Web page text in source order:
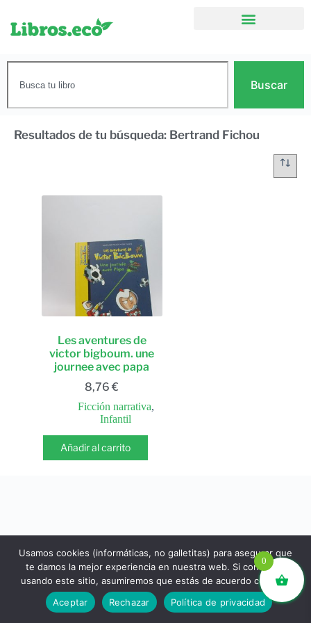
Buscar
Resultados de tu búsqueda: Bertrand Fichou
Les aventures de
victor bigboum. une
journee avec papa
8,76€
Ficción narrativa,
Infantil
Añadir al carrito
libros.eco © - Desde Barcelona para el mundo 💚 |
Devoluciones y reembolsos|Política de Privacidad
0
Usamos cookies (informáticas, no galletitas) para asegurar que
te damos la mejor experiencia en nuestra web. Si continúas
usando este sitio, asumiremos que estás de acuerdo con ello.
Aceptar
Rechazar Política de privacidad